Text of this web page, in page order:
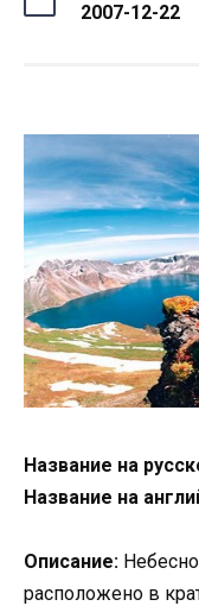
2007-12-22
Название на
Название на
Описание:
расположено в